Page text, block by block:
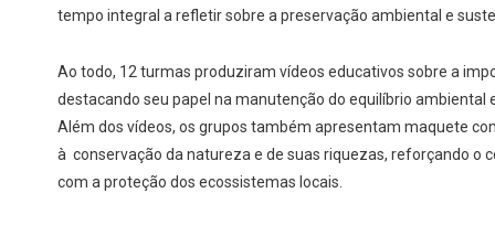
tempo integral a refletir sobre a preservação ambiental e
Ao todo, 12 turmas produziram vídeos educativos sobre a
destacando seu papel na manutenção do equilíbrio ambiental
Além dos vídeos, os grupos também apresentam maquete
à conservação da natureza e de suas riquezas, reforçando o
com a proteção dos ecossistemas locais.